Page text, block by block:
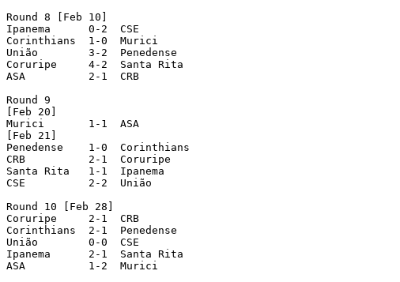
Round 8 [Feb 10]
Ipanema	     0-2  CSE
Corinthians  1-0  Murici
União	     3-2  Penedense
Coruripe     4-2  Santa Rita
ASA	     2-1  CRB
Round 9
[Feb 20]
Murici	     1-1  ASA
[Feb 21]
Penedense    1-0  Corinthians
CRB	     2-1  Coruripe
Santa Rita   1-1  Ipanema
CSE	     2-2  União
Round 10 [Feb 28]
Coruripe     2-1  CRB
Corinthians  2-1  Penedense
União	     0-0  CSE
Ipanema	     2-1  Santa Rita
ASA	     1-2  Murici